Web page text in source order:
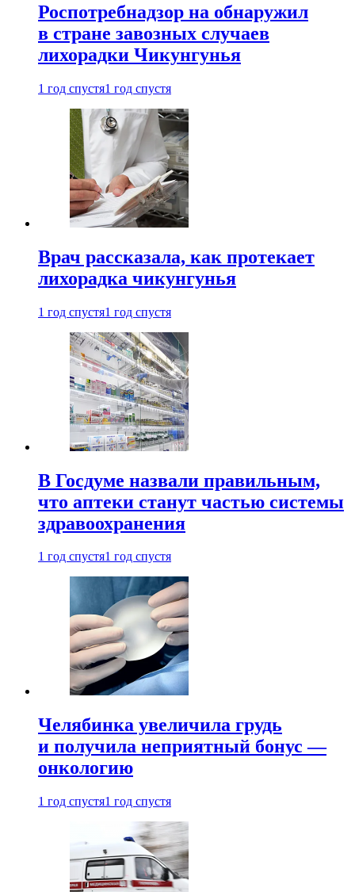
Роспотребнадзор на обнаружил
в стране завозных случаев
лихорадки Чикунгунья
1 год спустя1 год спустя
Врач рассказала, как протекает
лихорадка чикунгунья
1 год спустя1 год спустя
В Госдуме назвали правильным,
что аптеки станут частью системы
здравоохранения
1 год спустя1 год спустя
Челябинка увеличила грудь
и получила неприятный бонус —
онкологию
1 год спустя1 год спустя